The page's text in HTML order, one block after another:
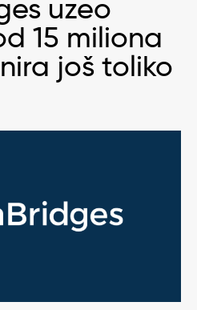
uzeo
15 miliona
još toliko